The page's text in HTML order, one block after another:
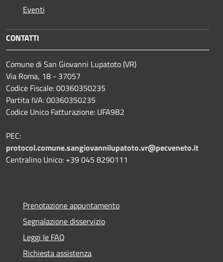
Eventi
CONTATTI
Comune di San Giovanni Lupatoto (VR)
Via Roma, 18 - 37057
Codice Fiscale: 00360350235
Partita IVA: 00360350235
Codice Unico Fatturazione: UFA9B2
PEC:
protocol.comune.sangiovannilupatoto.vr@pecveneto.it
Centralino Unico: +39 045 8290111
Prenotazione appuntamento
Segnalazione disservizio
Leggi le FAQ
Richiesta assistenza